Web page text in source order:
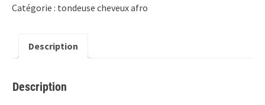
Catégorie : tondeuse cheveux afro
Description
Description